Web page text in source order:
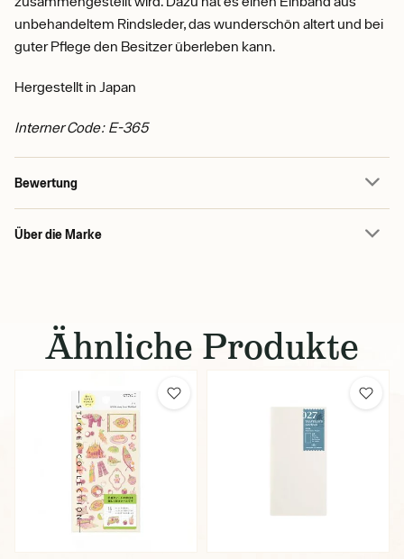
unbehandeltem Rindsleder, das wunderschön altert und bei
guter Pflege den Besitzer überleben kann.
Hergestellt in Japan
Interner Code: E-365
Bewertung
Über die Marke
Ähnliche Produkte